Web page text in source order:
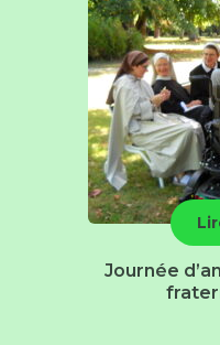
Journée